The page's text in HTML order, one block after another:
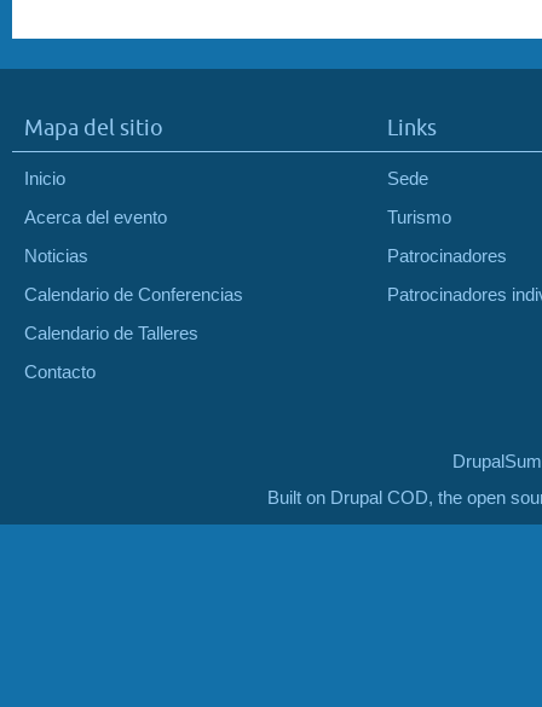
Mapa del sitio
Inicio
Acerca del evento
Noticias
Calendario de Conferencias
Calendario de Talleres
Contacto
Links
Sede
Turismo
Patrocinadores
Patrocinadores
Built on Drupal COD, the open